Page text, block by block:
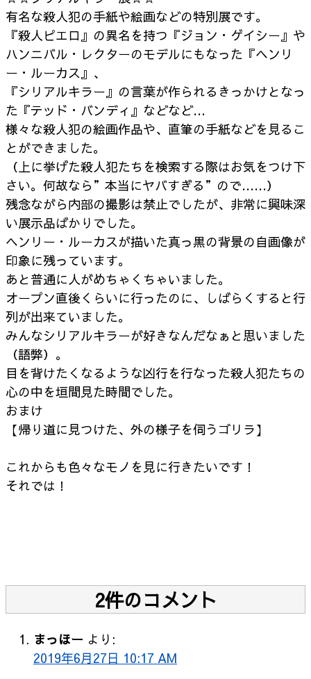
有名な殺人犯の手紙や絵画などの特別展です。
『殺人ピエロ』の異名を持つ『ジョン・ゲイシー』や
ハンニバル・レクターのモデルにもなった『ヘンリ
ー・ルーカス』、
『シリアルキラー』の言葉が作られるきっかけとなっ
た『テッド・バンディ』などなど…
様々な殺人犯の絵画作品や、直筆の手紙などを見るこ
とができました。
（上に挙げた殺人犯たちを検索する際はお気をつけ下
さい。何故なら”本当にヤバすぎる”ので……）
残念ながら内部の撮影は禁止でしたが、非常に興味深
い展示品ばかりでした。
ヘンリー・ルーカスが描いた真っ黒の背景の自画像が
印象に残っています。
あと普通に人がめちゃくちゃいました。
オープン直後くらいに行ったのに、しばらくすると行
列が出来ていました。
みんなシリアルキラーが好きなんだなぁと思いました
（語弊）。
目を背けたくなるような凶行を行なった殺人犯たちの
心の中を垣間見た時間でした。
おまけ
【帰り道に見つけた、外の様子を伺うゴリラ】
これからも色々なモノを見に行きたいです！
それでは！
2件のコメント
まっほー より:
2019年6月27日 10:17 AM